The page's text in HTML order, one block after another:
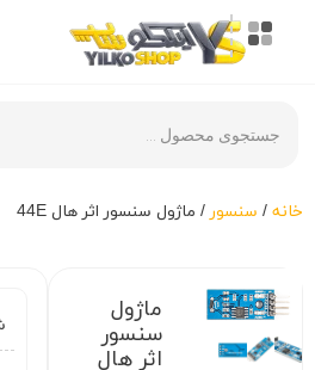
خانه / سنسور / ماژول سنسور اثر هال 44E
ماژول
سنسور
اثر هال